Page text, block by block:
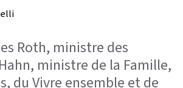
Roth, ministre des
ministre de la Famille,
du Vivre ensemble et de